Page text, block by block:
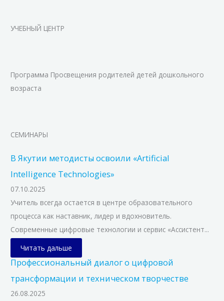
УЧЕБНЫЙ ЦЕНТР
Программа Просвещения родителей детей дошкольного
возраста
СЕМИНАРЫ
В Якутии методисты освоили «Artificial
Intelligence Technologies»
07.10.2025
Учитель всегда остается в центре образовательного
процесса как наставник, лидер и вдохновитель.
Современные цифровые технологии и сервис «Ассистент...
Читать дальше
Профессиональный диалог о цифровой
трансформации и техническом творчестве
26.08.2025